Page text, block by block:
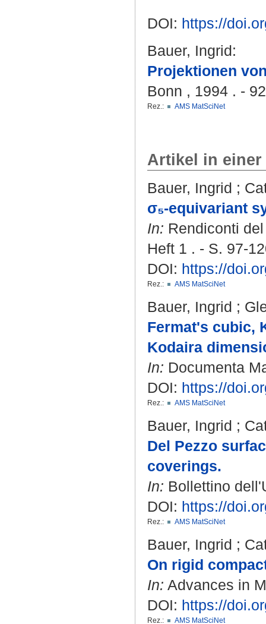
DOI: https://
Bauer, Ingrid:
Projektionen
Bonn , 1994 . -
Rez.: AMS MatSciNet
Artikel in
Bauer, Ingrid ;
σ₅-equivariant
In: Rendiconti
Heft 1 . - S. 97-
DOI: https://
Rez.: AMS MatSciNet
Bauer, Ingrid ;
Fermat's cubic,
Kodaira
In: Documenta
DOI: https://
Rez.: AMS MatSciNet
Bauer, Ingrid ;
Del Pezzo
coverings.
In: Bollettino
DOI: https://
Rez.: AMS MatSciNet
Bauer, Ingrid ;
On rigid
In: Advances in
DOI: https://
Rez.: AMS MatSciNet